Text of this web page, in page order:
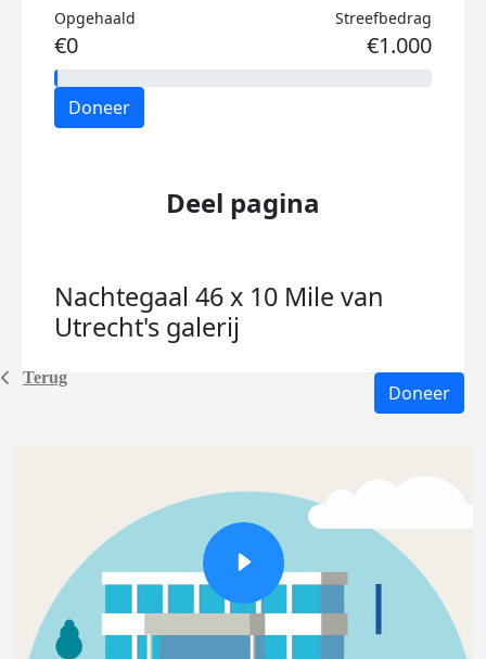
Terug
Opgehaald
€0
Streefbedrag
€1.000
Doneer
Deel pagina
Nachtegaal 46 x 10 Mile van
Utrecht's galerij
Doneer